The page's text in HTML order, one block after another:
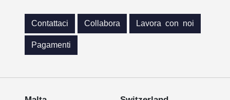
Contattaci Collabora Lavora con noi
Pagamenti